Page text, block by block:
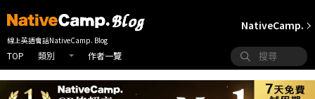
線上英語會話NativeCamp. Blog
TOP 類別 作者一覽
NativeCamp.